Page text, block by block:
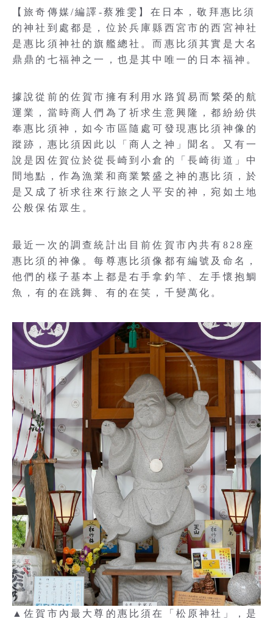
【旅奇傳媒/編譯-蔡雅雯】在日本，敬拜惠比須
的神社到處都是，位於兵庫縣西宮市的西宮神社
是惠比須神社的旗艦總社。而惠比須其實是大名
鼎鼎的七福神之一，也是其中唯一的日本福神。
據說從前的佐賀市擁有利用水路貿易而繁榮的航
運業，當時商人們為了祈求生意興隆，都紛紛供
奉惠比須神，如今市區隨處可發現惠比須神像的
蹤跡，惠比須因此以「商人之神」聞名。又有一
說是因佐賀位於從長崎到小倉的「長崎街道」中
間地點，作為漁業和商業繁盛之神的惠比須，於
是又成了祈求往來行旅之人平安的神，宛如土地
公般保佑眾生。
最近一次的調查統計出目前佐賀市內共有828座
惠比須的神像。每尊惠比須像都有編號及命名，
他們的樣子基本上都是右手拿釣竿、左手懷抱鯛
魚，有的在跳舞、有的在笑，千變萬化。
▲佐賀市內最大尊的惠比須在「松原神社」，是